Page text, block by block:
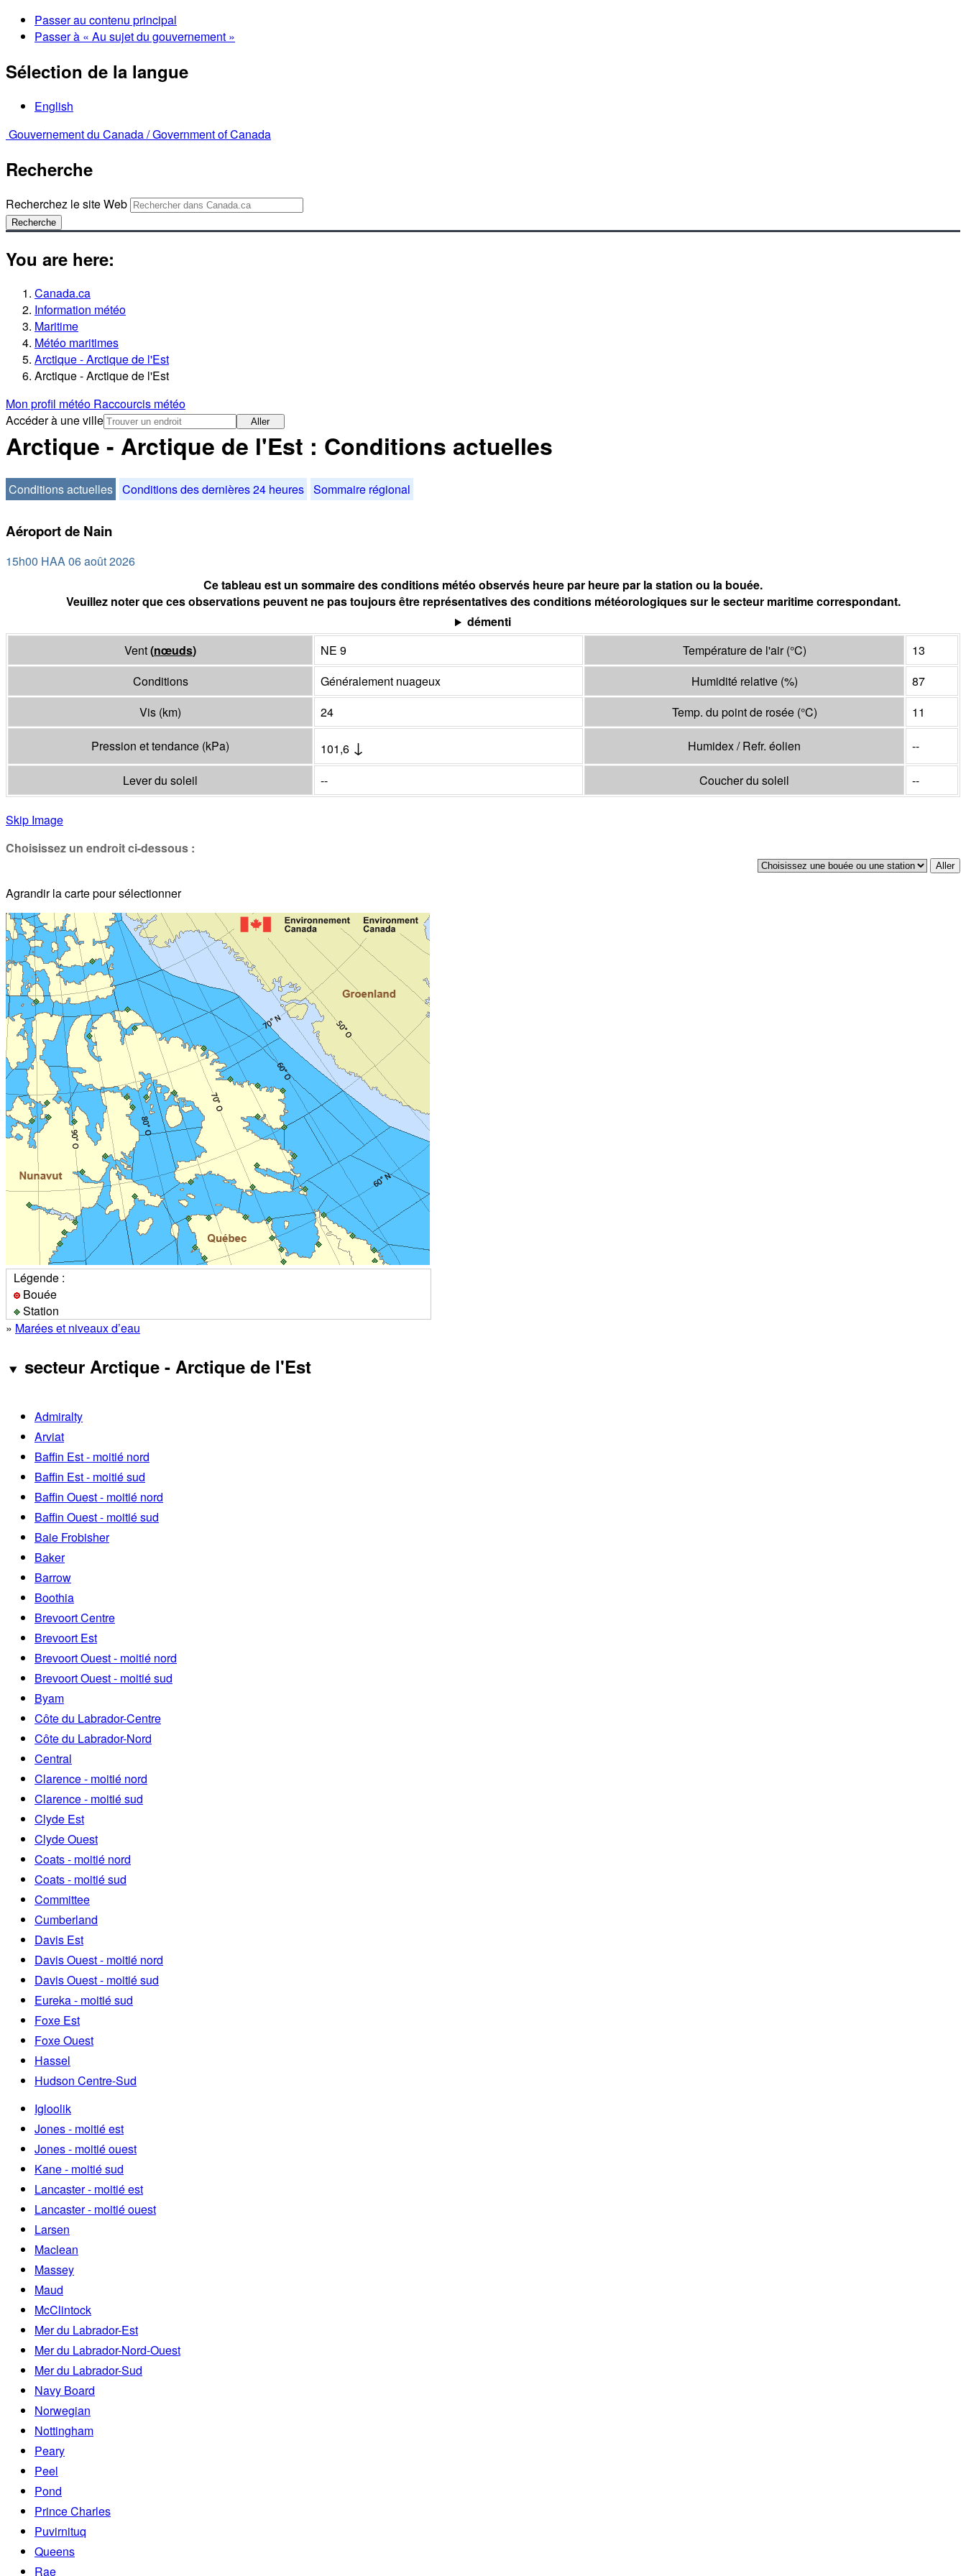
Passer au contenu principal
Passer à « Au sujet du gouvernement »
Sélection de la langue
English
Gouvernement du Canada /Government of Canada
Recherche
Recherchez le site Web
Recherche
You are here:
Canada.ca
Information météo
Maritime
Météo maritimes
Arctique - Arctique de l'Est
Arctique - Arctique de l'Est
Mon profil météo Raccourcis météo
Accéder à une ville
Aller
Arctique - Arctique de l'Est : Conditions actuelles
Conditions actuelles Conditions des dernières 24 heures Sommaire régional
Aéroport de Nain
15h00 HAA 06 août 2026
Ce tableau est un sommaire des conditions météo observés heure par heure par la station ou la bouée.
Veuillez noter que ces observations peuvent ne pas toujours être représentatives des conditions météorologiques sur le secteur maritime correspondant.
démenti
Vent(nœuds) NE 9 Température de l'air(°C)
13
Conditions
Généralement nuageux Humidité relative (%)
87
Vis (km) 24 Temp. du point de rosée (°C) 11
Pression et tendance (kPa) 101,6 ↓ Humidex / Refr. éolien --
Lever du soleil -- Coucher du soleil --
Skip Image
Choisissez un endroit ci-dessous :
Agrandir la carte pour sélectionner
Légende :
Bouée
Station
» Marées et niveaux d’eau
secteur Arctique - Arctique de l'Est
Admiralty
Arviat
Baffin Est - moitié nord
Baffin Est - moitié sud
Baffin Ouest - moitié nord
Baffin Ouest - moitié sud
Baie Frobisher
Baker
Barrow
Boothia
Brevoort Centre
Brevoort Est
Brevoort Ouest - moitié nord
Brevoort Ouest - moitié sud
Byam
Côte du Labrador-Centre
Côte du Labrador-Nord
Central
Clarence - moitié nord
Clarence - moitié sud
Clyde Est
Clyde Ouest
Coats - moitié nord
Coats - moitié sud
Committee
Cumberland
Davis Est
Davis Ouest - moitié nord
Davis Ouest - moitié sud
Eureka - moitié sud
Foxe Est
Foxe Ouest
Hassel
Hudson Centre-Sud
Igloolik
Jones - moitié est
Jones - moitié ouest
Kane - moitié sud
Lancaster - moitié est
Lancaster - moitié ouest
Larsen
Maclean
Massey
Maud
McClintock
Mer du Labrador-Est
Mer du Labrador-Nord-Ouest
Mer du Labrador-Sud
Navy Board
Norwegian
Nottingham
Peary
Peel
Pond
Prince Charles
Puvirnituq
Queens
Rae